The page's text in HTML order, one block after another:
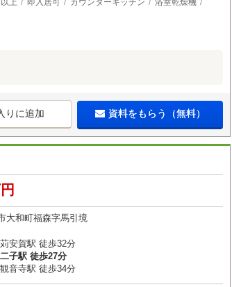
上 即入居可 カウンターキッチン 浴室乾燥機
りに追加 資料をもらう（無料）
大和町福森字馬引境
安賀駅 徒歩32分
子駅 徒歩27分
音寺駅 徒歩34分